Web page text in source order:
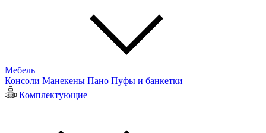
Мебель
Консоли Манекены Пано Пуфы и банкетки
Комплектующие